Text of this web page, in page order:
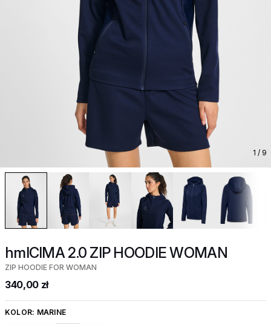
1 / 9
hmlCIMA 2.0 ZIP HOODIE WOMAN
ZIP HOODIE FOR WOMAN
340,00 zł
KOLOR: MARINE